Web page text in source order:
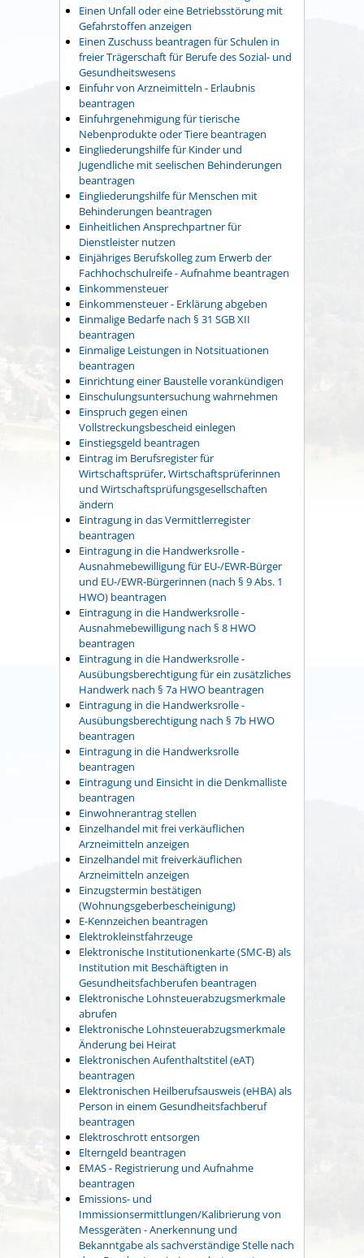
Einen Unfall oder eine Betriebsstörung mit
Gefahrstoffen anzeigen
Einen Zuschuss beantragen für Schulen in
freier Trägerschaft für Berufe des Sozial- und
Gesundheitswesens
Einfuhr von Arzneimitteln - Erlaubnis
beantragen
Einfuhrgenehmigung für tierische
Nebenprodukte oder Tiere beantragen
Eingliederungshilfe für Kinder und
Jugendliche mit seelischen Behinderungen
beantragen
Eingliederungshilfe für Menschen mit
Behinderungen beantragen
Einheitlichen Ansprechpartner für
Dienstleister nutzen
Einjähriges Berufskolleg zum Erwerb der
Fachhochschulreife - Aufnahme beantragen
Einkommensteuer
Einkommensteuer - Erklärung abgeben
Einmalige Bedarfe nach § 31 SGB XII
beantragen
Einmalige Leistungen in Notsituationen
beantragen
Einrichtung einer Baustelle vorankündigen
Einschulungsuntersuchung wahrnehmen
Einspruch gegen einen
Vollstreckungsbescheid einlegen
Einstiegsgeld beantragen
Eintrag im Berufsregister für
Wirtschaftsprüfer, Wirtschaftsprüferinnen
und Wirtschaftsprüfungsgesellschaften
ändern
Eintragung in das Vermittlerregister
beantragen
Eintragung in die Handwerksrolle -
Ausnahmebewilligung für EU-/EWR-Bürger
und EU-/EWR-Bürgerinnen (nach § 9 Abs. 1
HWO) beantragen
Eintragung in die Handwerksrolle -
Ausnahmebewilligung nach § 8 HWO
beantragen
Eintragung in die Handwerksrolle -
Ausübungsberechtigung für ein zusätzliches
Handwerk nach § 7a HWO beantragen
Eintragung in die Handwerksrolle -
Ausübungsberechtigung nach § 7b HWO
beantragen
Eintragung in die Handwerksrolle
beantragen
Eintragung und Einsicht in die Denkmalliste
beantragen
Einwohnerantrag stellen
Einzelhandel mit frei verkäuflichen
Arzneimitteln anzeigen
Einzelhandel mit freiverkäuflichen
Arzneimitteln anzeigen
Einzugstermin bestätigen
(Wohnungsgeberbescheinigung)
E-Kennzeichen beantragen
Elektrokleinstfahrzeuge
Elektronische Institutionenkarte (SMC-B) als
Institution mit Beschäftigten in
Gesundheitsfachberufen beantragen
Elektronische Lohnsteuerabzugsmerkmale
abrufen
Elektronische Lohnsteuerabzugsmerkmale
Änderung bei Heirat
Elektronischen Aufenthaltstitel (eAT)
beantragen
Elektronischen Heilberufsausweis (eHBA) als
Person in einem Gesundheitsfachberuf
beantragen
Elektroschrott entsorgen
Elterngeld beantragen
EMAS - Registrierung und Aufnahme
beantragen
Emissions- und
Immissionsermittlungen/Kalibrierung von
Messgeräten - Anerkennung und
Bekanntgabe als sachverständige Stelle nach